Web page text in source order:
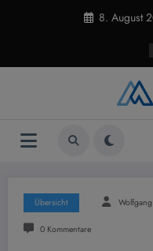
8. August
Übersicht
0 Kommentare